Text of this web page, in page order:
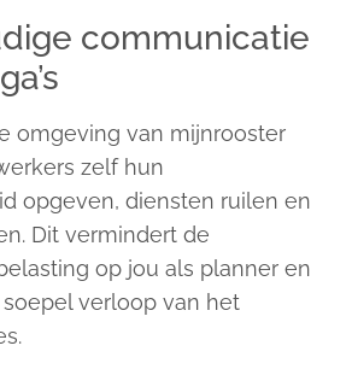
communicatie
omgeving van mijnrooster
zelf hun
opgeven, diensten ruilen en
Dit vermindert de
op jou als planner en
verloop van het